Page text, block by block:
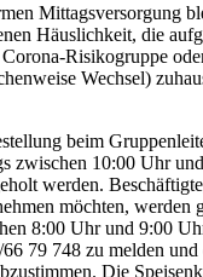
Mittagsversorgung
Häuslichkeit, die
Risikogruppe
Wechsel)
beim
zwischen 10:00 Uhr
werden.
möchten, werden
8:00 Uhr und 9:00
79 748 zu melden
Die